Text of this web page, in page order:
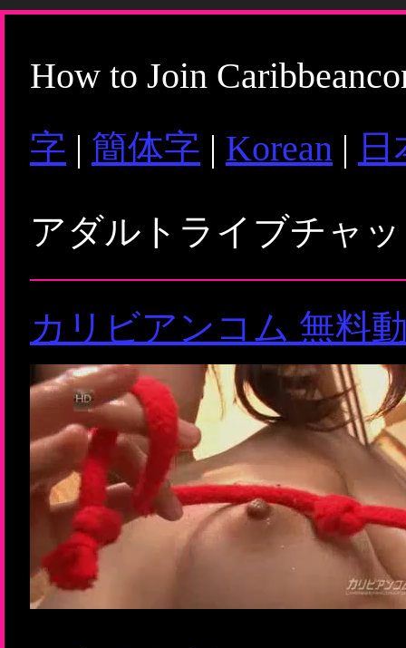
How to Join
字 | 簡体字 | Korean |
アダルトライブチャ
カリビアンコム 無料